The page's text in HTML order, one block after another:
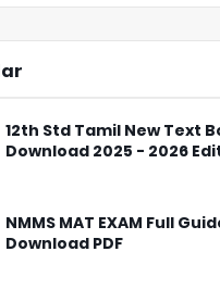
12th Std Tamil New Text
Download 2025 - 2026
NMMS MAT EXAM Full
Download PDF